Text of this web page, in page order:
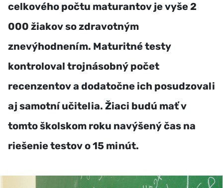
celkového počtu maturantov je vyše 2
000 žiakov so zdravotným
znevýhodnením. Maturitné testy
kontroloval trojnásobný počet
recenzentov a dodatočne ich posudzovali
aj samotní učitelia. Žiaci budú mať v
tomto školskom roku navýšený čas na
riešenie testov o 15 minút.